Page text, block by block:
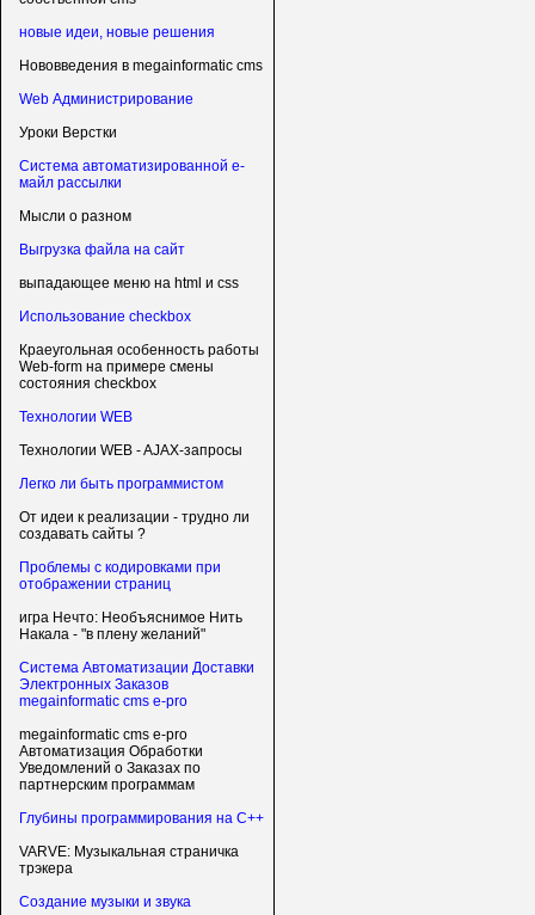
новые идеи, новые решения
Нововведения в megainformatic cms
Web Администрирование
Уроки Верстки
Система автоматизированной е-
майл рассылки
Мысли о разном
Выгрузка файла на сайт
выпадающее меню на html и css
Использование checkbox
Краеугольная особенность работы
Web-form на примере смены
состояния checkbox
Технологии WEB
Технологии WEB - AJAX-запросы
Легко ли быть программистом
От идеи к реализации - трудно ли
создавать сайты ?
Проблемы с кодировками при
отображении страниц
игра Нечто: Необъяснимое Нить
Накала - "в плену желаний"
Система Автоматизации Доставки
Электронных Заказов
megainformatic cms e-pro
megainformatic cms e-pro
Автоматизация Обработки
Уведомлений о Заказах по
партнерским программам
Глубины программирования на C++
VARVE: Музыкальная страничка
трэкера
Создание музыки и звука